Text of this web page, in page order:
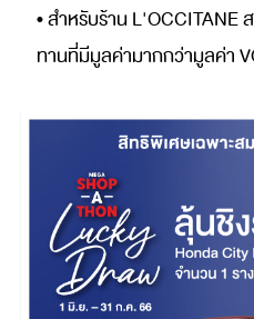
• สำหรับร้าน L'OCCITANE
ทานที่มีมูลค่ามากกว่ามูลค่า